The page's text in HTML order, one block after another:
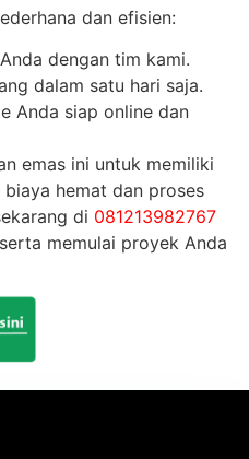
dan efisien:
dengan tim kami.
dalam satu hari saja.
Anda siap online dan
emas ini untuk memiliki
hemat dan proses
di 081213982767
memulai proyek Anda